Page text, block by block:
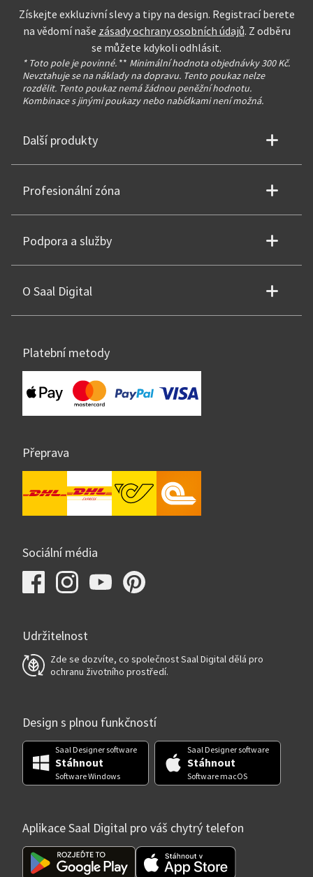
Získejte exkluzivní slevy a tipy na design. Registrací berete
na vědomí naše zásady ochrany osobních údajů. Z odběru
se můžete kdykoli odhlásit.
* Toto pole je povinné. ** Minimální hodnota objednávky 300 Kč.
Nevztahuje se na náklady na dopravu. Tento poukaz nelze
rozdělit. Tento poukaz nemá žádnou peněžní hodnotu.
Kombinace s jinými poukazy nebo nabídkami není možná.
Další produkty
Profesionální zóna
Podpora a služby
O Saal Digital
Platební metody
Přeprava
Sociální média
Udržitelnost
Zde se dozvíte, co společnost Saal Digital dělá pro
ochranu životního prostředí.
Design s plnou funkčností
Saal Designer software
Stáhnout
Software Windows
Saal Designer software
Stáhnout
Software macOS
Aplikace Saal Digital pro váš chytrý telefon